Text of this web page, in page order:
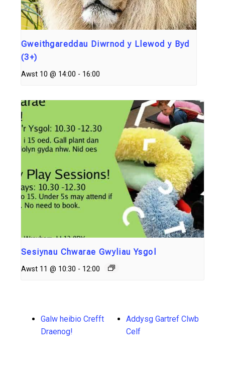
Gweithgareddau Diwrnod y Llewod y Byd
(3+)
Awst 10 @ 14:00 - 16:00
Sesiynau Chwarae Gwyliau Ysgol
Awst 11 @ 10:30 - 12:00
Galw heibio Crefft
Draenog!
Addysg Gartref Clwb
Celf